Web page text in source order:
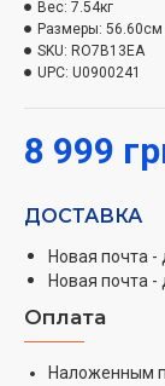
максимальной
сверхнизкое
Effitech, что
Откройте для
пылесос
пригодного
упаковка
-Емкость XXL
Сверхлегкая
8 999
Вес: 7.54кг
Размеры: 56.60см
SKU: RO7B13EA
UPC: U0900241
ДОСТАВКА
Новая почта -
Новая почта -
Оплата
Наложенным